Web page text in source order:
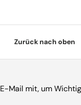
Zurück nach oben
Mail mit, um